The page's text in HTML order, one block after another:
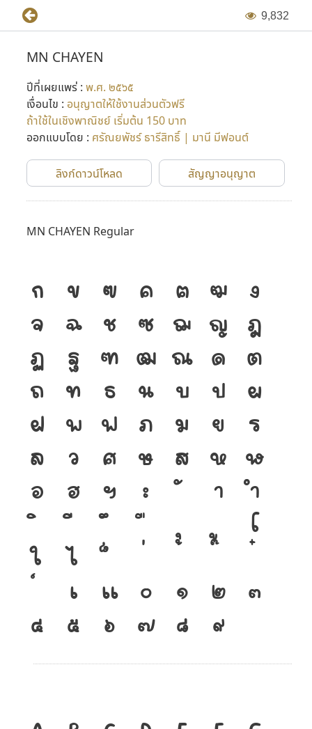
9,832
MN CHAYEN
ปีที่เผยแพร่ : พ.ศ. ๒๕๖๕
เงื่อนไข : อนุญาตให้ใช้งานส่วนตัวฟรี
ถ้าใช้ในเชิงพาณิชย์ เริ่มต้น 150 บาท
ออกแบบโดย : ศรัณยพัชร์ ธารีสิทธิ์ | มานี มีฟอนต์
ลิงก์ดาวน์โหลด สัญญาอนุญาต
MN CHAYEN Regular
ก ข ฃ ค ฅ ฆ
ง
จ
ฉ ช ซ ฌ ญ
ฎ
ฏ
ฐ ฑ ฒ ณ ด
ต
ถ
ท ธ น บ ป
ผ
ฝ
พ ฟ ภ ม ย
ร
ล
ว ศ ษ ส ห
ฬ
อ
ฮ ฯ ะ า
ำ
โ
ใ
ไ
เ
แ ๐ ๑ ๒
๓
๔
๕ ๖ ๗ ๘ ๙